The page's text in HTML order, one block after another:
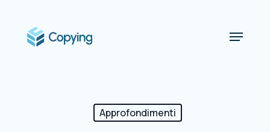
Menu
Approfondimenti